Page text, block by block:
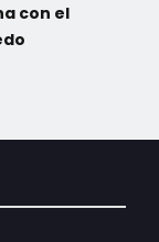
con el